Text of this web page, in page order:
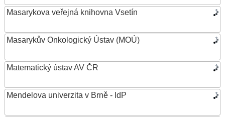
Masarykova veřejná knihovna Vsetín
Masarykův Onkologický Ústav (MOÚ)
Matematický ústav AV ČR
Mendelova univerzita v Brně - IdP